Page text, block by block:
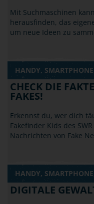
Mit Suchmaschinen
herausfinden, das
um neue Ideen zu
HANDY,
CHECK DIE
FAKES!
Erkennst du, wer dich
Fakefinder Kids des
Nachrichten von Fake
HANDY,
DIGITALE